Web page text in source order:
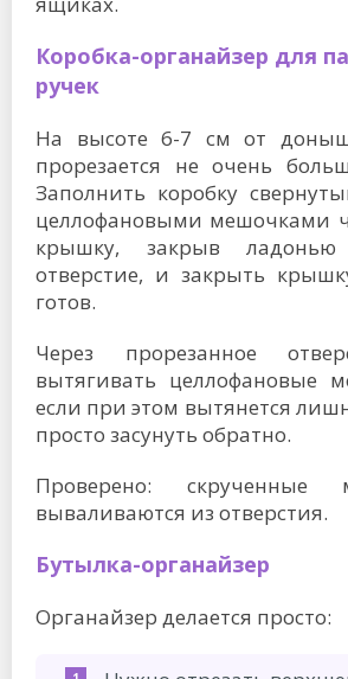
Коробка-органайзер для
ручек
На высоте 6-7 см от
прорезается не очень
Заполнить коробку
целлофановыми мешочками
крышку, закрыв ладонью
отверстие, и закрыть
готов.
Через прорезанное
вытягивать целлофановые
если при этом вытянется
просто засунуть обратно.
Проверено:
вываливаются из отверстия.
Бутылка-органайзер
Органайзер делается просто: